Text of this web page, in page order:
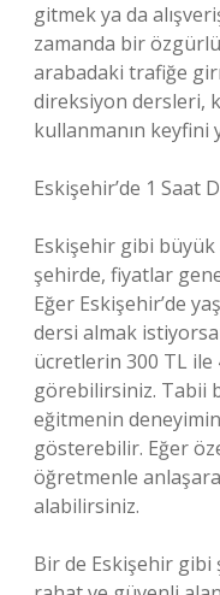
gitmek ya da
zamanda bir
arabadaki trafiğe
direksiyon dersleri,
kullanmanın keyfini
Eskişehir’de 1 Saat
Eskişehir gibi
şehirde, fiyatlar
Eğer Eskişehir’de
dersi almak
ücretlerin 300 TL ile
görebilirsiniz. Tabii
eğitmenin
gösterebilir. Eğer
öğretmenle
alabilirsiniz.
Bir de Eskişehir